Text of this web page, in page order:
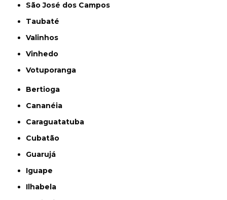
São José dos Campos
Taubaté
Valinhos
Vinhedo
Votuporanga
Bertioga
Cananéia
Caraguatatuba
Cubatão
Guarujá
Iguape
Ilhabela